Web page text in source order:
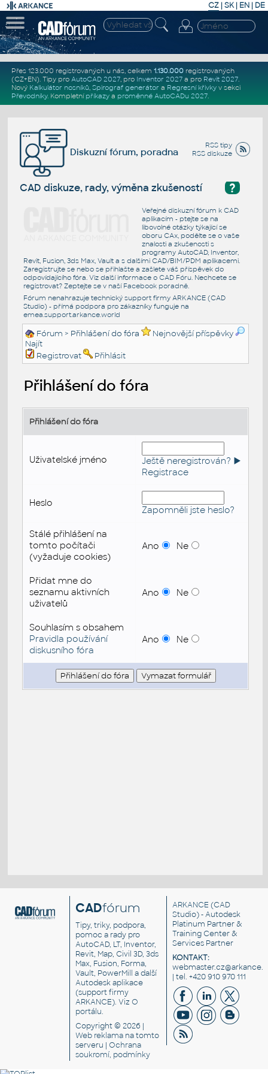
CZ | SK| EN | DE
Přes 123.000 registrovaných u nás, celkem 1.130.000registrovaných
(CZ+EN). Tipy pro AutoCAD 2027, pro Inventor 2027a pro Revit 2027.
Nový Kalkulátor nosníků, Spirograf generátor a Regresní křivkyv sekci
Převodníky. Kompletní příkazya proměnné AutoCADu 2027.
RSS tipy
RSS diskuze
Diskuzní fórum, poradna
?
CAD diskuze, rady, výměna zkušeností
Veřejné diskuzní fórum k CAD
aplikacím - ptejte se na
libovolné otázky týkající se
oboru CAx, podělte se o vaše
znalosti a zkušenosti s
programy AutoCAD, Inventor,
Revit, Fusion, 3ds Max, Vault a s dalšími CAD/BIM/PDM aplikacemi.
Zaregistrujte se nebo se přihlašte a zašlete váš příspěvek do
odpovídajícího fóra. Viz další informace o CAD Fóru. Nechcete se
registrovat? Zeptejte se v naší Facebook poradně.
Fórum nenahrazuje technický support firmy ARKANCE (CAD
Studio) - přímá podpora pro zákazníky funguje na
emea.support.arkance.world
Fórum > Přihlášení do fóra
Nejnovější příspěvky
Najít
Registrovat
Přihlásit
Přihlášení do fóra
Přihlášení do fóra
Uživatelské jméno
Ještě neregistrován? ►
Registrace
Heslo
Zapomněli jste heslo?
Stálé přihlášení na
tomto počítači
(vyžaduje cookies)
Ano Ne
Přidat mne do
seznamu aktivních
uživatelů
Ano Ne
Souhlasím s obsahem
Pravidla používání
diskusního fóra
Ano Ne
CADfórum
Tipy, triky, podpora,
pomoc a rady pro
AutoCAD, LT, Inventor,
Revit, Map, Civil 3D, 3ds
Max, Fusion, Forma,
Vault, PowerMill a další
Autodesk aplikace
(support firmy
ARKANCE). VizO
portálu.
Copyright © 2026 |
Web reklama na tomto
serveru |Ochrana
soukromí, podmínky
ARKANCE (CAD
Studio) - Autodesk
Platinum Partner &
Training Center &
Services Partner
KONTAKT:
| tel. +420 910 970 111